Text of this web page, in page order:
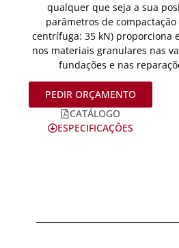
qualquer que seja a sua
parâmetros de
centrífuga: 35 kN) proporciona
nos materiais granulares nas
fundações e nas
PEDIR ORÇAMENTO
CATÁLOGO
ESPECIFICAÇÕES